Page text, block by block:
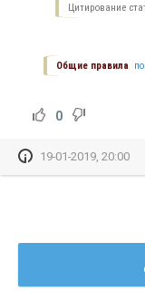
Цитирование
Общие правила
0
19-01-2019, 20:00